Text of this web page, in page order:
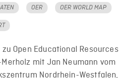
OER OER WORLD MAP
Open Educational Resources
mit Jan Neumann vom
Nordrhein-Westfalen,